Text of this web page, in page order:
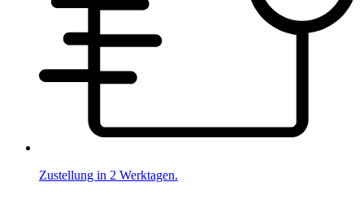
Zustellung in 2 Werktagen.